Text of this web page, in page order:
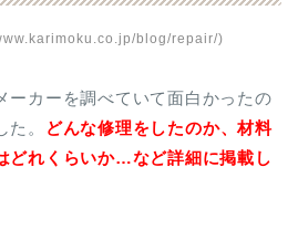
blog/repair/)
ーカーを調べていて面白かったの
た。
どんな修理をしたのか、材料
どれくらいか…など詳細に掲載し